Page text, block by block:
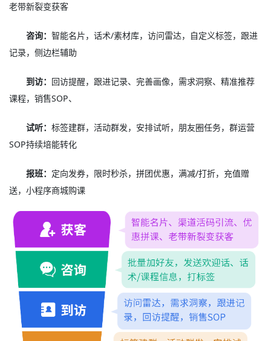
老带新裂变获客
咨询：智能名片，话术/素材库，访问雷达，自定义标签，跟进
记录，侧边栏辅助
到访： 回访提醒，跟进记录、完善画像，需求洞察、精准推荐
课程，销售SOP、
试听：标签建群，活动群发，安排试听，朋友圈任务，群运营
SOP持续培能转化
报班： 定向发券，限时秒杀，拼团优惠，满减/打折，充值赠
送，小程序商城购课